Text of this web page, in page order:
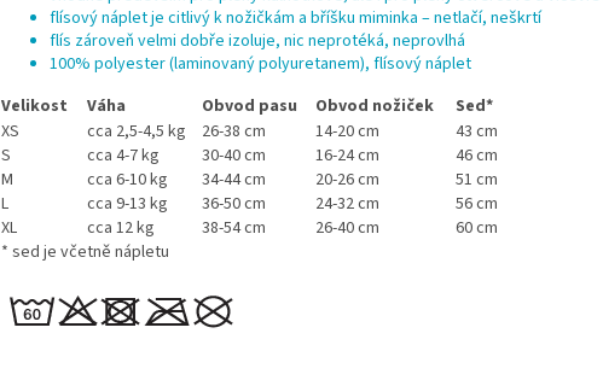
flísový náplet je citlivý k nožičkám a bříšku miminka – netlačí, neškrtí
flís zároveň velmi dobře izoluje, nic neprotéká, neprovlhá
100% polyester (laminovaný polyuretanem), flísový náplet
Velikost
Váha Obvod pasu Obvod nožiček
Sed*
XS
cca 2,5-4,5 kg 26-38 cm 14-20 cm
43 cm
S
cca 4-7 kg 30-40 cm 16-24 cm
46 cm
M
cca 6-10 kg 34-44 cm 20-26 cm
51 cm
L
cca 9-13 kg 36-50 cm 24-32 cm
56 cm
XL
cca 12 kg 38-54 cm 26-40 cm
60 cm
* sed je včetně nápletu